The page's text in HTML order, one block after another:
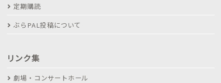
定期購読
ぶらPAL投稿について
リンク集
劇場・コンサートホール